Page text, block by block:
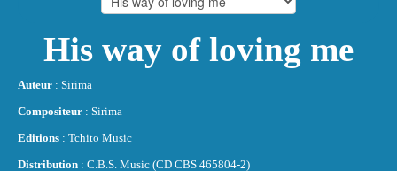
Photographies
His way of loving me
Auteur : Sirima
Compositeur : Sirima
Editions : Tchito Music
Distribution : C.B.S. Music (CD CBS 465804-2)